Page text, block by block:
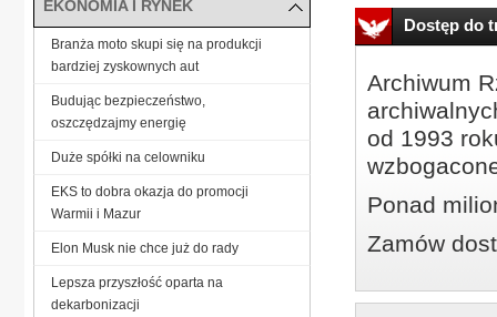
Dostęp do
Archiwum
od 1993
Ponad
Zamów
EKONOMIA I RYNEK
Branża moto skupi się na produkcji
bardziej zyskownych aut
Budując bezpieczeństwo,
oszczędzajmy energię
Duże spółki na celowniku
EKS to dobra okazja do promocji
Warmii i Mazur
Elon Musk nie chce już do rady
Lepsza przyszłość oparta na
dekarbonizacji